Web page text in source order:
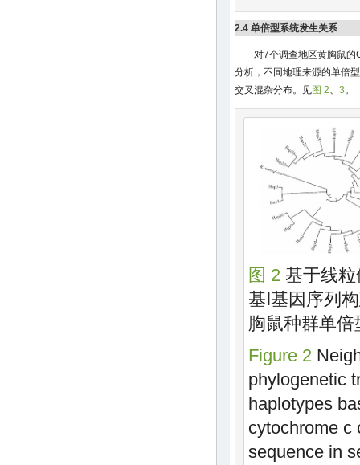
2.4 单倍型系统发生关系
对7个调查地区黄胸鼠的
分析，不同地理来源的单倍
交叉混杂分布。见图 2、 3。
图 2 基于线
基Ⅰ基因序列
胸鼠种群单
Figure 2
phylogenetic
haplotypes
cytochrome c
sequence in